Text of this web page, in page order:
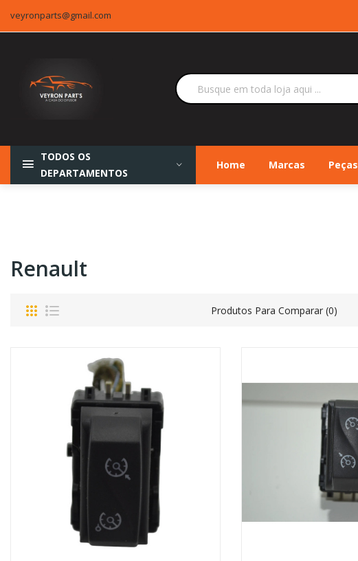
veyronparts@gmail.com
TODOS OS
DEPARTAMENTOS
Home Marcas Peças
Renault
Produtos Para Comparar (0)